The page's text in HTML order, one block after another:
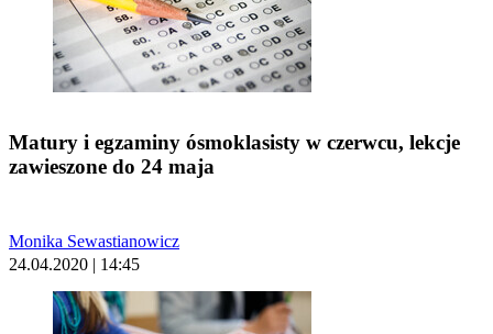
Matury i egzaminy ósmoklasisty w czerwcu, lekcje
zawieszone do 24 maja
Monika Sewastianowicz
24.04.2020 | 14:45